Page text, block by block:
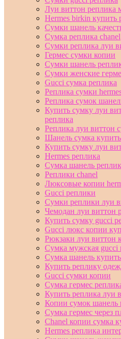
Луи виттон реплика
Hermes birkin купить
Сумки шанель
Сумка реплика chanel
Сумки реплика луи
Гермес сумки копии
Сумки шанель
Сумки женские
Gucci сумка реплика
Реплика сумки
Реплика сумок
Купить сумку луи
реплика
Реплика луи виттон
Шанель сумка
Купить сумку луи
Hermes реплика
Сумка шанель
Реплики chanel
Люксовые копии
Gucci реплики
Сумки реплики луи
Чемодан луи виттон
Купить сумку gucci
Gucci люкс копии
Рюкзаки луи виттон
Сумка мужская gucci
Сумка шанель
Купить реплику
Gucci сумки копии
Сумка гермес
Купить реплика луи
Копии сумок шанель
Сумка гермес через
Chanel копии сумка
Hermes реплика